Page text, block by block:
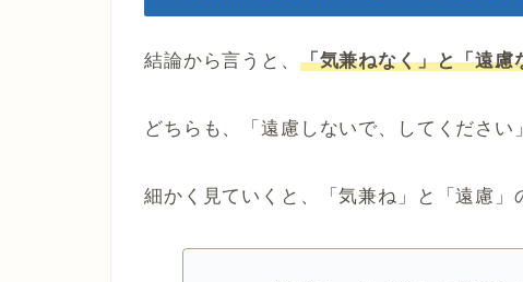
結論から言うと、 「気兼ねなく」と「遠慮
どちらも、「遠慮しないで、してください
細かく見ていくと、「気兼ね」と「遠慮」